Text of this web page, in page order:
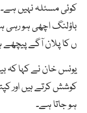
کوئی مسئلہ نہیں ہے۔
باؤلنگ اچھی ہو رہی
ں کا پلان آگے پیچھے
یونس خان نے کہا کہ
کوشش کرتے ہیں اور
ہو جاتا ہے۔